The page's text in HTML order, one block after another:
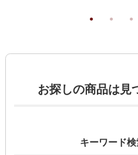
お探しの商品は見
キーワード